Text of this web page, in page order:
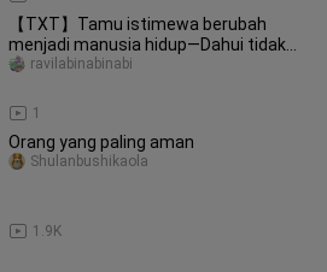
【TXT】Tamu istimewa berubah
menjadi manusia hidup—Dahui tidak
menggunakan CG!
1
ravilabinabinabi
Orang yang paling aman
1.9K
Shulanbushikaola